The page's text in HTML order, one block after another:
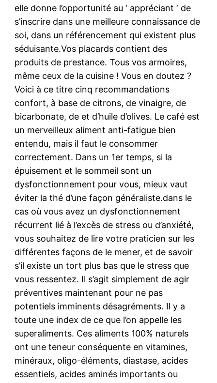
elle donne l’opportunité au ‘ appréciant ‘ de
s’inscrire dans une meilleure connaissance de
soi, dans un référencement qui existent plus
séduisante.Vos placards contient des
produits de prestance. Tous vos armoires,
même ceux de la cuisine ! Vous en doutez ?
Voici à ce titre cinq recommandations
confort, à base de citrons, de vinaigre, de
bicarbonate, de et d’huile d’olives. Le café est
un merveilleux aliment anti-fatigue bien
entendu, mais il faut le consommer
correctement. Dans un 1er temps, si la
épuisement et le sommeil sont un
dysfonctionnement pour vous, mieux vaut
éviter la thé d’une façon généraliste.dans le
cas où vous avez un dysfonctionnement
récurrent lié à l’excès de stress ou d’anxiété,
vous souhaitez de lire votre praticien sur les
différentes façons de le mener, et de savoir
s’il existe un tort plus bas que le stress que
vous ressentez. Il s’agit simplement de agir
préventives maintenant pour ne pas
potentiels imminents désagréments. Il y a
toute une index de ce que l’on appelle les
superaliments. Ces aliments 100% naturels
ont une teneur conséquente en vitamines,
minéraux, oligo-éléments, diastase, acides
essentiels, acides aminés importants ou